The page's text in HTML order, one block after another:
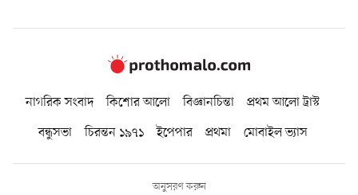
নাগরিক সংবাদ কিশোর আলো বিজ্ঞানচিন্তা
প্রথম আলো ট্রাস্ট
বন্ধুসভা
চিরন্তন ১৯৭১ ইপেপার প্রথমা মোবাইল ভ্যাস
অনুসরণ করুন